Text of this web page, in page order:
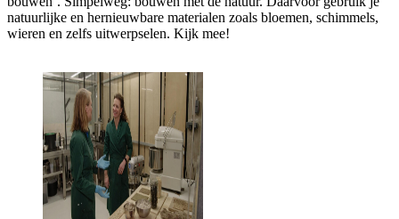
natuurlijke en hernieuwbare materialen zoals bloemen, schimmels,
wieren en zelfs uitwerpselen. Kijk mee!